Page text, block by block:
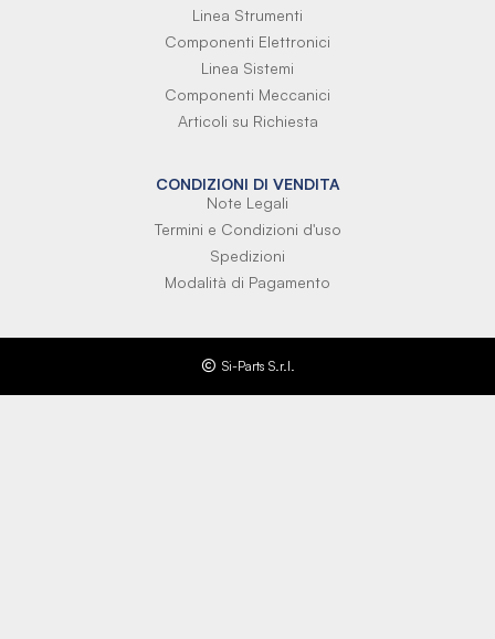
Linea Strumenti
Componenti Elettronici
Linea Sistemi
Componenti Meccanici
Articoli su Richiesta
CONDIZIONI DI VENDITA
Note Legali
Termini e Condizioni d'uso
Spedizioni
Modalità di Pagamento
Si-Parts S.r.l.